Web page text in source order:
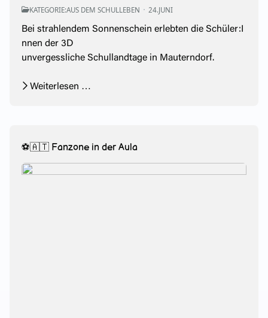
KATEGORIE:AUS DEM SCHULLEBEN 24.JUNI
Bei strahlendem Sonnenschein erlebten die Schüler:I
nnen der 3D
unvergessliche Schullandtage in Mauterndorf.
Weiterlesen …
⚽🇦🇹 Fanzone in der Aula